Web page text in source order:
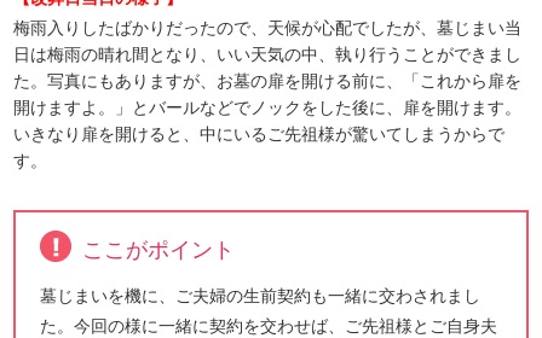
梅雨入りしたばかりだったので、天候が心配でしたが、墓じまい当
日は梅雨の晴れ間となり、いい天気の中、執り行うことができまし
た。写真にもありますが、お墓の扉を開ける前に、「これから扉を
開けますよ。」とバールなどでノックをした後に、扉を開けます。
いきなり扉を開けると、中にいるご先祖様が驚いてしまうからで
す。
ここがポイント
墓じまいを機に、ご夫婦の生前契約も一緒に交わされまし
た。今回の様に一緒に契約を交わせば、ご先祖様とご自身夫